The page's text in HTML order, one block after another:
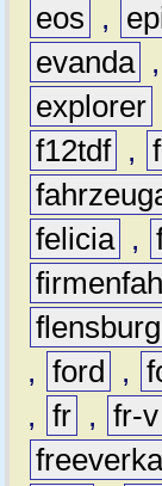
eos
,
evanda ,
explorer
f12tdf ,
felicia ,
, ford ,
, fr , fr-v